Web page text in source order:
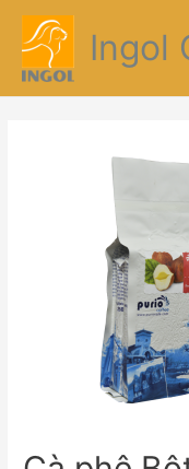
Ingol